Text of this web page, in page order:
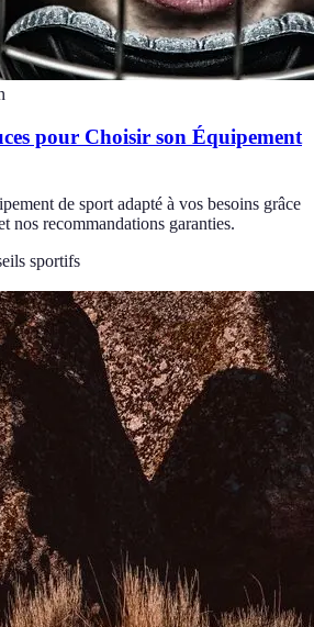
pour Choisir son Équipement
de sport adapté à vos besoins grâce
nos recommandations garanties.
sportifs